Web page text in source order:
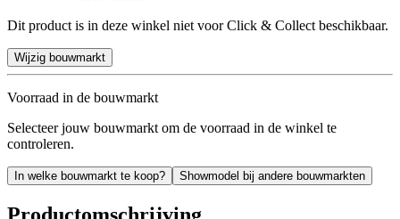
Dit product is in deze winkel niet voor Click & Collect beschikbaar.
Wijzig bouwmarkt
Voorraad in de bouwmarkt
Selecteer jouw bouwmarkt om de voorraad in de winkel te
controleren.
In welke bouwmarkt te koop? Showmodel bij andere bouwmarkten
Productomschrijving